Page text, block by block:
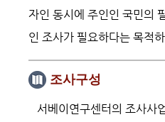
자인 동시에 주인인 국민의
인 조사가 필요하다는 목적
조사구성
서베이연구센터의 조사사